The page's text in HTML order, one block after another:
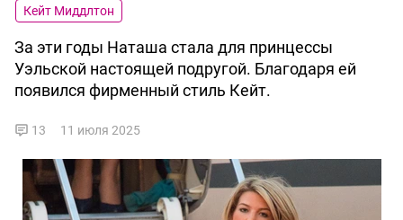
Кейт Миддлтон
За эти годы Наташа стала для принцессы
Уэльской настоящей подругой. Благодаря ей
появился фирменный стиль Кейт.
13 11 июля 2025